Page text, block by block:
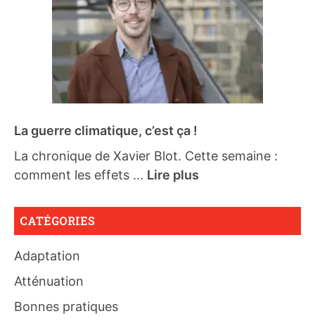
La guerre climatique, c’est ça !
La chronique de Xavier Blot. Cette semaine :
comment les effets ... Lire plus
CATÉGORIES
Adaptation
Atténuation
Bonnes pratiques